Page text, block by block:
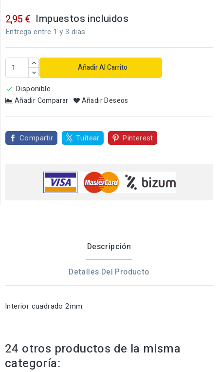
2,95 € Impuestos incluidos
Entrega entre 1 y 3 dias
Añadir Al Carrito
 Disponible
Añadir Comparar Añadir Deseos
Compartir Tuitear Pinterest
Descripción
Detalles Del Producto
Interior cuadrado 2mm.
24 otros productos de la misma
categoría: